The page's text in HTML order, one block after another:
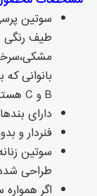
سوتین
طیف رنگی
B و C هستند مناسب است.
دارای
فنردار و
سوتین
طراحی شده